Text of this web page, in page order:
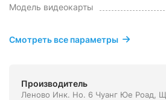
Модель видеокарты
Смотреть все параметры
Производитель
Леново Инк. Но. 6 Чуанг Юе Роад,